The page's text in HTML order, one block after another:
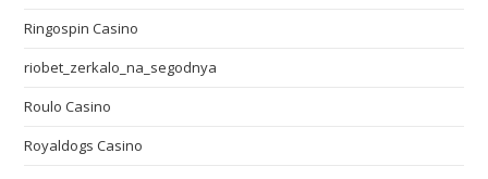
Ringospin Casino
riobet_zerkalo_na_segodnya
Roulo Casino
Royaldogs Casino